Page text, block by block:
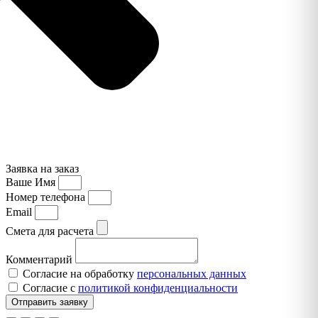
Заявка на заказ
Ваше Имя
Номер телефона
Email
Смета для расчета
Комментарий
Согласие на обработку персональных данных
Согласие с политикой конфиденциальности
Отправить заявку